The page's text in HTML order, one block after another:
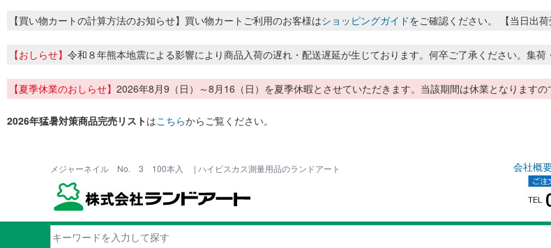
【買い物カートの計算方法のお知らせ】買い物カートご利用のお客様はショッピングガイドをご確認ください。 【当日出
【おしらせ】 令和８年熊本地震による影響により商品入荷の遅れ・配送遅延が生じております。何卒ご了承ください。集荷
【夏季休業のおしらせ】 2026年8月9（日）～8月16（日）を夏季休暇とさせていただきます。当該期間は休業となります
2026年猛暑対策商品完売リストはこちらからご覧ください。
メジャーネイル No. 3 100本入 | ハイビスカス測量用品のランドアート 会社概